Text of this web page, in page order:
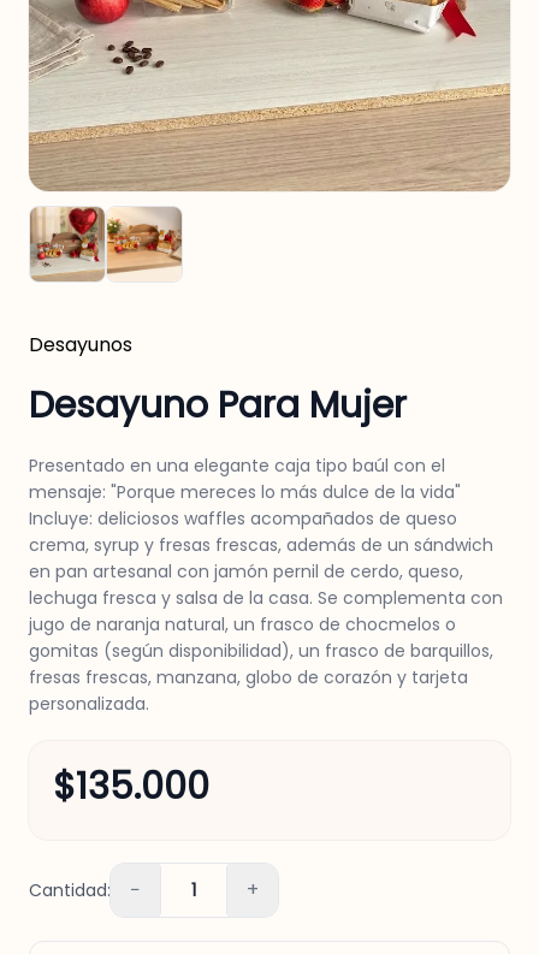
Desayunos
Desayuno Para Mujer
Presentado en una elegante caja tipo baúl con el
mensaje: "Porque mereces lo más dulce de la vida"
Incluye: deliciosos waffles acompañados de queso
crema, syrup y fresas frescas, además de un sándwich
en pan artesanal con jamón pernil de cerdo, queso,
lechuga fresca y salsa de la casa. Se complementa con
jugo de naranja natural, un frasco de chocmelos o
gomitas (según disponibilidad), un frasco de barquillos,
fresas frescas, manzana, globo de corazón y tarjeta
personalizada.
$135.000
Cantidad: − 1 +